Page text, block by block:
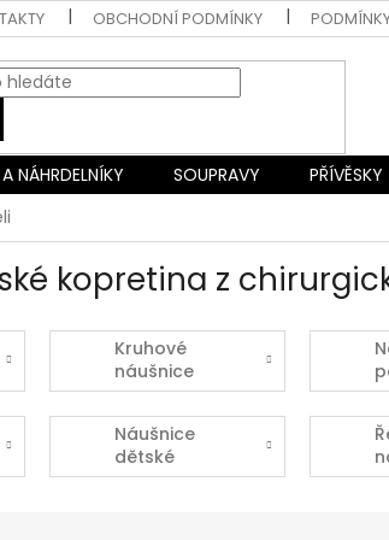
OBCHODNÍ PODMÍNKY
NÁHRDELNÍKY SOUPRAVY PŘÍVĚSKY
kopretina z
Kruhové
náušnice
Náušnice
dětské